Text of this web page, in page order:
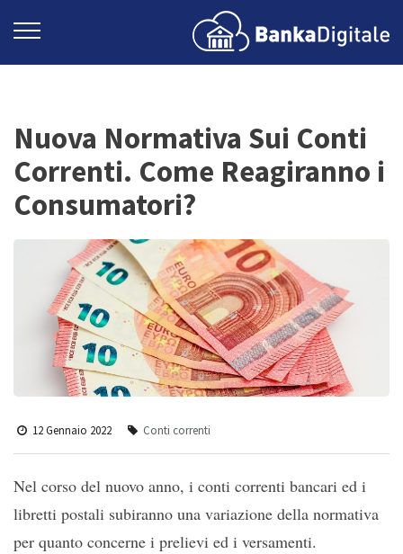
Nuova Normativa Sui Conti
Correnti. Come Reagiranno i
Consumatori?
12 Gennaio 2022 Conti correnti
Nel corso del nuovo anno, i conti correnti bancari ed i
libretti postali subiranno una variazione della normativa
per quanto concerne i prelievi ed i versamenti.